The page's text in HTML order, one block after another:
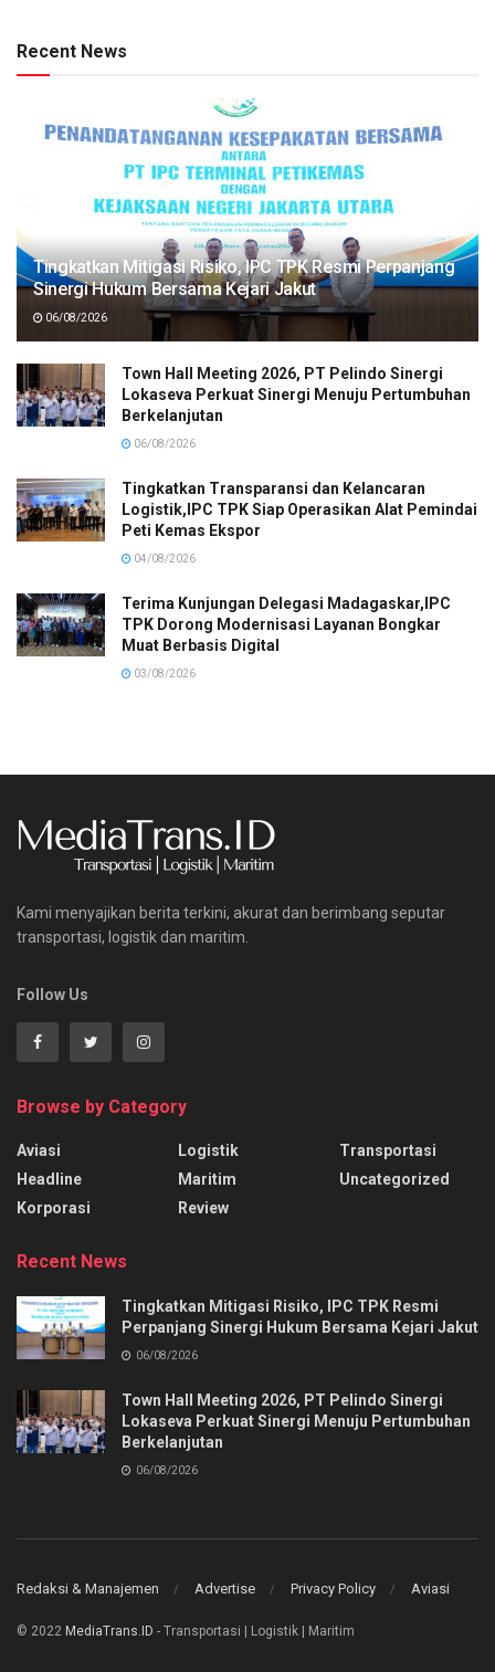
Recent News
Tingkatkan Mitigasi Risiko, IPC TPK Resmi Perpanjang
Sinergi Hukum Bersama Kejari Jakut
06/08/2026
Town Hall Meeting 2026, PT Pelindo Sinergi
Lokaseva Perkuat Sinergi Menuju Pertumbuhan
Berkelanjutan
06/08/2026
Tingkatkan Transparansi dan Kelancaran
Logistik,IPC TPK Siap Operasikan Alat Pemindai
Peti Kemas Ekspor
04/08/2026
Terima Kunjungan Delegasi Madagaskar,IPC
TPK Dorong Modernisasi Layanan Bongkar
Muat Berbasis Digital
03/08/2026
Kami menyajikan berita terkini, akurat dan berimbang seputar
transportasi, logistik dan maritim.
Follow Us
Browse by Category
Aviasi
Headline
Korporasi
Logistik
Maritim
Review
Transportasi
Uncategorized
Recent News
Tingkatkan Mitigasi Risiko, IPC TPK Resmi
Perpanjang Sinergi Hukum Bersama Kejari Jakut
06/08/2026
Town Hall Meeting 2026, PT Pelindo Sinergi
Lokaseva Perkuat Sinergi Menuju Pertumbuhan
Berkelanjutan
06/08/2026
Redaksi & Manajemen Advertise Privacy Policy Aviasi
© 2022 MediaTrans.ID - Transportasi | Logistik | Maritim